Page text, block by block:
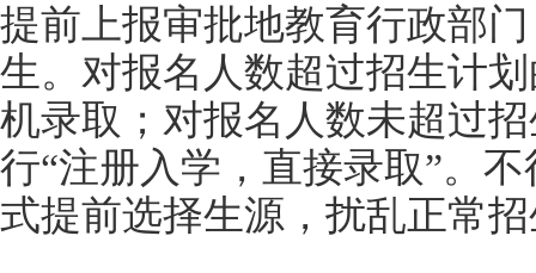
提前上报审批地教育行政部
生。对报名人数超过招生计
机录取；对报名人数未超过
行“注册入学，直接录取”。
式提前选择生源，扰乱正常